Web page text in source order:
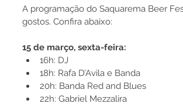
A programação do Saquarema Beer
gostos. Confira abaixo:
15 de março, sexta-feira:
16h: DJ
18h: Rafa D’Avila e Banda
20h: Banda Red and Blues
22h: Gabriel Mezzalira